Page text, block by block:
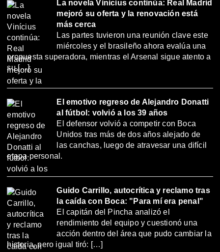
La novela Vinícius continúa: Real Madrid
mejoró su oferta y la renovación está
más cerca
Las partes tuvieron una reunión clave este
miércoles y el brasileño ahora evalúa una
propuesta superadora, mientras el Arsenal sigue atento a
su […]
El emotivo regreso de Alejandro Donatti
al fútbol: volvió a los 39 años
El defensor volvió a competir con Boca
Unidos tras más de dos años alejado de
las canchas, luego de atravesar una difícil
etapa personal.
Guido Carrillo, autocrítica y reclamo tras
la caída con Boca: "Para mí era penal"
El capitán del Pincha analizó el
rendimiento del equipo y cuestionó una
acción dentro del área que pudo cambiar la
historia, pero igual tiró: […]